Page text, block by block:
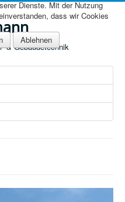
& Gebäudetechnik
Dienste. Mit der Nutzung
dass wir Cookies
Ablehnen